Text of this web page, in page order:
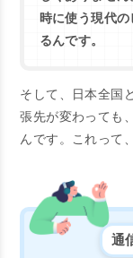
時に使う現代
るんです。
そして、日本全国
張先が変わっても
んです。これって
通